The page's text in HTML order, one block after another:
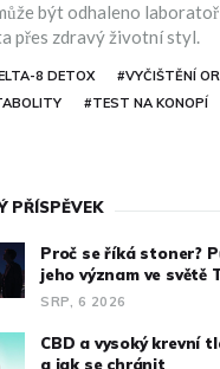
být odhaleno
přes zdravý životní styl.
8 DETOX
#VYČIŠTĚNÍ
#TEST NA KONOPÍ
PŘÍSPĚVEK
Proč se říká stoner?
jeho význam ve světě
SRP, 6 2026
CBD a vysoký krevní
a jak se chránit